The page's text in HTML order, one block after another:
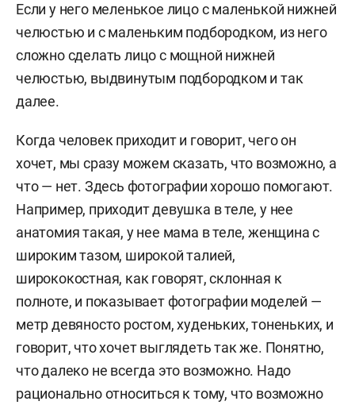
Если у него меленькое лицо с маленькой нижней
челюстью и с маленьким подбородком, из него
сложно сделать лицо с мощной нижней
челюстью, выдвинутым подбородком и так
далее.
Когда человек приходит и говорит, чего он
хочет, мы сразу можем сказать, что возможно, а
что — нет. Здесь фотографии хорошо помогают.
Например, приходит девушка в теле, у нее
анатомия такая, у нее мама в теле, женщина с
широким тазом, широкой талией,
ширококостная, как говорят, склонная к
полноте, и показывает фотографии моделей —
метр девяносто ростом, худеньких, тоненьких, и
говорит, что хочет выглядеть так же. Понятно,
что далеко не всегда это возможно. Надо
рационально относиться к тому, что возможно